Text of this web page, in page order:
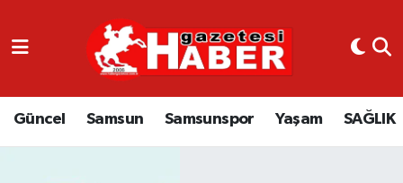
Güncel Samsun Samsunspor Yaşam SAĞLIK
GÜNCEL
SAMSUN